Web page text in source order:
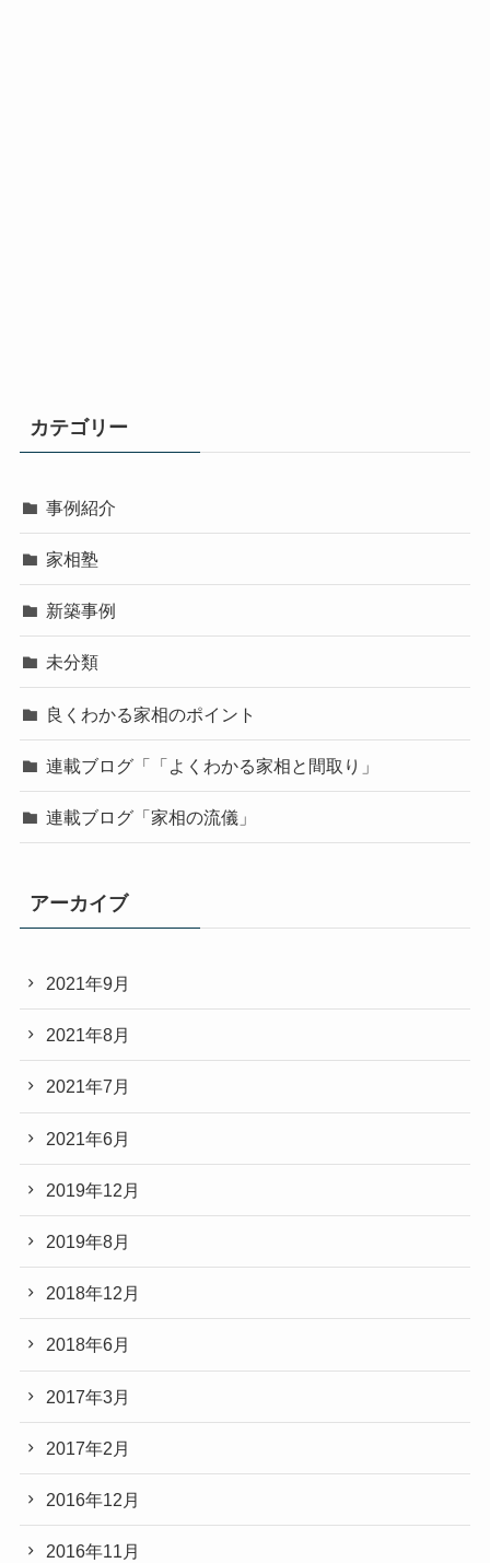
カテゴリー
事例紹介
家相塾
新築事例
未分類
良くわかる家相のポイント
連載ブログ「「よくわかる家相と間取り」
連載ブログ「家相の流儀」
アーカイブ
2021年9月
2021年8月
2021年7月
2021年6月
2019年12月
2019年8月
2018年12月
2018年6月
2017年3月
2017年2月
2016年12月
2016年11月